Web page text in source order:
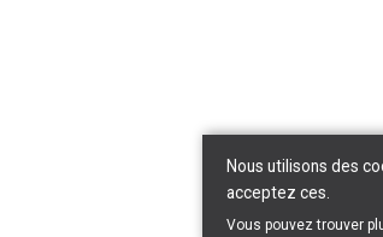
Nous utilisons des
acceptez ces.
Vous pouvez trouver